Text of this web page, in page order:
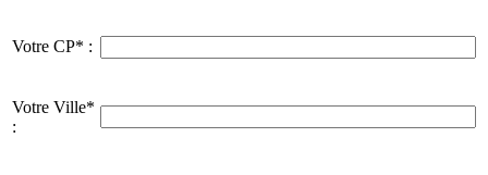
Votre CP* :
Votre Ville*
: